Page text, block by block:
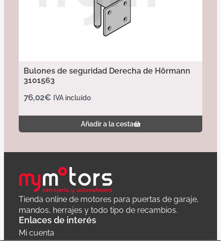
Bulones de seguridad Derecha de Hörmann
3101563
76,02€ IVA incluido
Añadir a la cesta
Tienda online de motores para puertas de garaje,
mandos, herrajes y todo tipo de recambios.
Enlaces de interés
Mi cuenta